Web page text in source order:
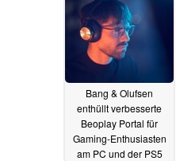
Bang & Olufsen
enthüllt verbesserte
Beoplay Portal für
Gaming-Enthusiasten
am PC und der PS5